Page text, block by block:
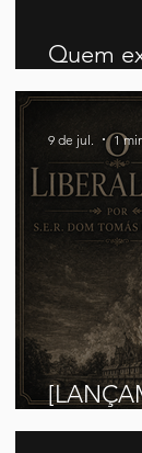
Quem
9 de jul. 1